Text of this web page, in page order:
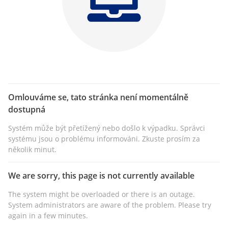
Omlouváme se, tato stránka není momentálně
dostupná
Systém může být přetížený nebo došlo k výpadku. Správci
systému jsou o problému informováni. Zkuste prosím za
několik minut.
We are sorry, this page is not currently available
The system might be overloaded or there is an outage.
System administrators are aware of the problem. Please try
again in a few minutes.